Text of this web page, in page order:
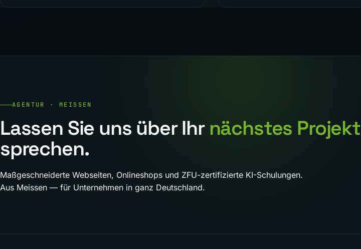
AGENTUR · MEISSEN
Lassen Sie uns über Ihr nächstes Projekt
sprechen.
Maßgeschneiderte Webseiten, Onlineshops und ZFU-zertifizierte KI-Schulungen.
Aus Meissen — für Unternehmen in ganz Deutschland.